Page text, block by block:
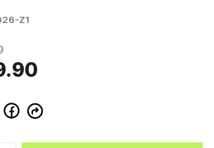
Z1